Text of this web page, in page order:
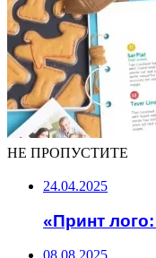
НЕ ПРОПУСТИТЕ
24.04.2025
«Принт